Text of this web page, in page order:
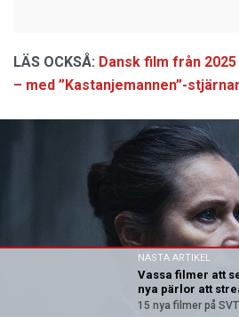
LÄS OCKSÅ: Dansk film från
– med ”Kastanjemannen”-
NÄSTA ARTIKEL
Vassa filmer att
nya pärlor att
15 nya filmer på